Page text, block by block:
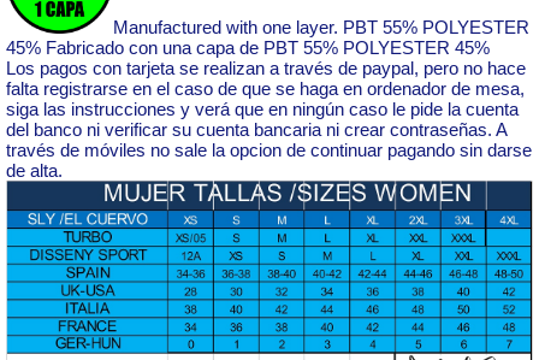
Manufactured with one layer. PBT 55% POLYESTER
45% Fabricado con una capa de PBT 55% POLYESTER 45%
Los pagos con tarjeta se realizan a través de paypal, pero no hace
falta registrarse en el caso de que se haga en ordenador de mesa,
siga las instrucciones y verá que en ningún caso le pide la cuenta
del banco ni verificar su cuenta bancaria ni crear contraseñas. A
través de móviles no sale la opcion de continuar pagando sin darse
de alta.